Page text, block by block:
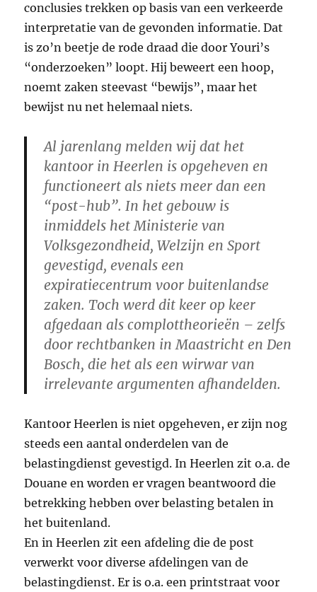
conclusies trekken op basis van een verkeerde
interpretatie van de gevonden informatie. Dat
is zo’n beetje de rode draad die door Youri’s
“onderzoeken” loopt. Hij beweert een hoop,
noemt zaken steevast “bewijs”, maar het
bewijst nu net helemaal niets.
Al jarenlang melden wij dat het
kantoor in Heerlen is opgeheven en
functioneert als niets meer dan een
“post-hub”. In het gebouw is
inmiddels het Ministerie van
Volksgezondheid, Welzijn en Sport
gevestigd, evenals een
expiratiecentrum voor buitenlandse
zaken. Toch werd dit keer op keer
afgedaan als complottheorieën – zelfs
door rechtbanken in Maastricht en Den
Bosch, die het als een wirwar van
irrelevante argumenten afhandelden.
Kantoor Heerlen is niet opgeheven, er zijn nog
steeds een aantal onderdelen van de
belastingdienst gevestigd. In Heerlen zit o.a. de
Douane en worden er vragen beantwoord die
betrekking hebben over belasting betalen in
het buitenland.
En in Heerlen zit een afdeling die de post
verwerkt voor diverse afdelingen van de
belastingdienst. Er is o.a. een printstraat voor